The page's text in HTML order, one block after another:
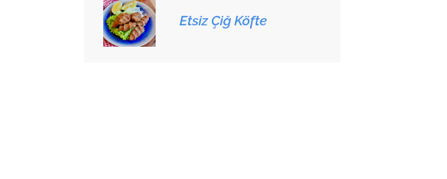
Etsiz Çiğ Köfte